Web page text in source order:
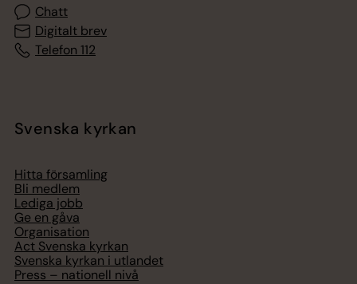
Chatt
Digitalt brev
Telefon 112
Svenska kyrkan
Hitta församling
Bli medlem
Lediga jobb
Ge en gåva
Organisation
Act Svenska kyrkan
Svenska kyrkan i utlandet
Press – nationell nivå